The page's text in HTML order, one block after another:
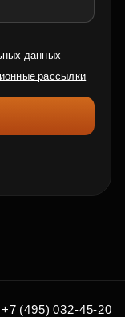
данных
рассылки
+7 (495) 032-45-20